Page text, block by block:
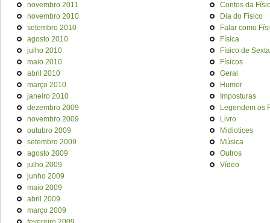
novembro 2011
novembro 2010
setembro 2010
agosto 2010
julho 2010
maio 2010
abril 2010
março 2010
janeiro 2010
dezembro 2009
novembro 2009
outubro 2009
setembro 2009
agosto 2009
julho 2009
junho 2009
maio 2009
abril 2009
março 2009
Contos da
Dia do Físico
Falar como
Física
Físico de Sexta
Físicos
Geral
Humor
Imposturas
Legendem os
Livro
Midiotices
Música
Outros
Vídeo